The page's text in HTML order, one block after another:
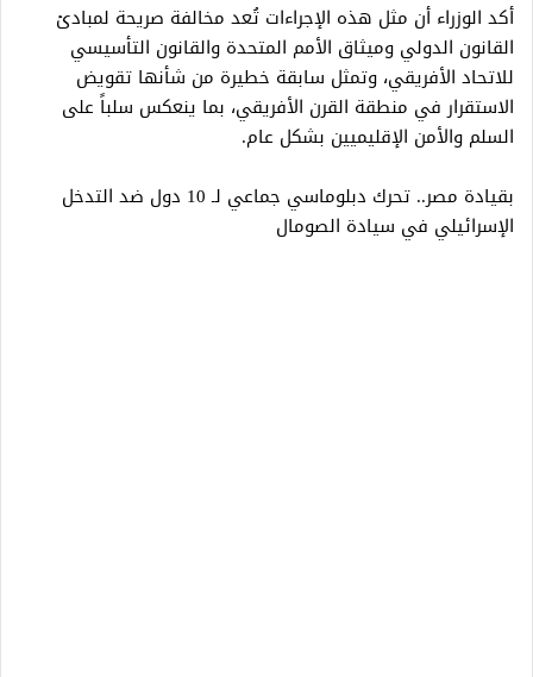
أكد الوزراء أن مثل هذه الإجراءات تُعد مخالفة صريحة لمبادئ
القانون الدولي وميثاق الأمم المتحدة والقانون التأسيسي
للاتحاد الأفريقي، وتمثل سابقة خطيرة من شأنها تقويض
الاستقرار في منطقة القرن الأفريقي، بما ينعكس سلباً على
السلم والأمن الإقليميين بشكل عام.
بقيادة مصر.. تحرك دبلوماسي جماعي لـ 10 دول ضد التدخل
الإسرائيلي في سيادة الصومال